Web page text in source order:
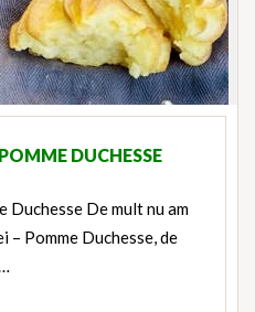
DUCHESSE
Duchesse De mult nu am
Pomme Duchesse, de